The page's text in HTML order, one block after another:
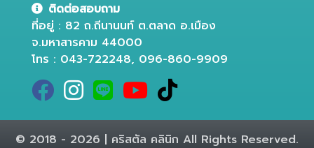
ติดต่อสอบถาม
ที่อยู่ : 82 ถ.ถีนานนท์ ต.ตลาด อ.เมือง
จ.มหาสารคาม 44000
โทร : 043-722248, 096-860-9909
© 2018 - 2026 | คริสตัล คลินิก All Rights Reserved.